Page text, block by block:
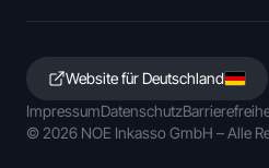
Website für Deutschland
ImpressumDatenschutz
© 2026 NOE Inkasso GmbH – Alle